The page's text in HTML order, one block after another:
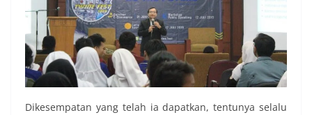
Dikesempatan yang telah ia dapatkan, tentunya selalu